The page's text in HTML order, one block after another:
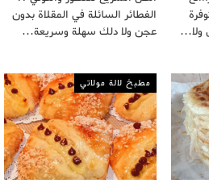
ولا…
الفطائر السائلة في المقلاة بدون
عجن ولا دلك سهلة وسريعة…
مطبخ لالة مولاتي